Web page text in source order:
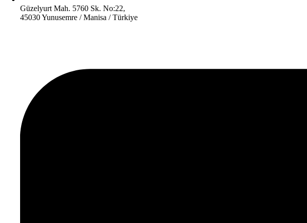
Güzelyurt Mah. 5760 Sk. No:22,
45030 Yunusemre / Manisa / Türkiye